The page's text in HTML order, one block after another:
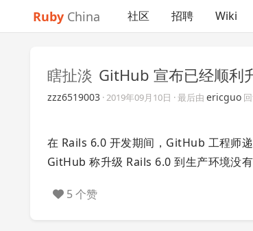
Ruby China 社区 招聘 Wiki
瞎扯淡 GitHub 宣布已经顺利
zzz6519003 ·2019年09月10日 · 最后由 ericguo
在 Rails 6.0 开发期间，GitHub 工程师
GitHub 称升级 Rails 6.0 到生产环境没
5 个赞